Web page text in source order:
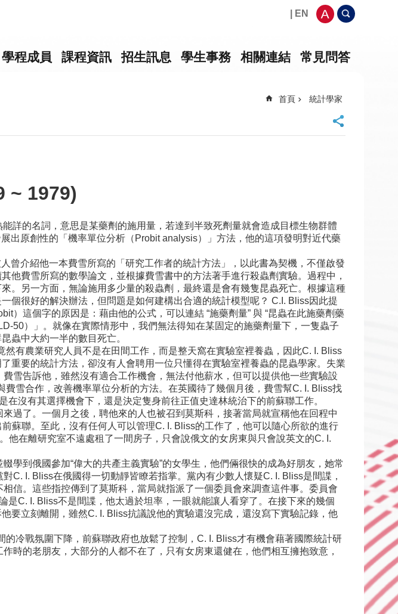
| EN
學程成員 課程資訊 招生訊息 學生事務 相關連結 常見問答
首頁 統計學家
~ 1979)
詳的名詞，意思是某藥劑的施用量，若達到半致死劑量就會造成目標生物群體
出原創性的「機率單位分析（Probit analysis）」方法，他的這項發明對近代藥
曾介紹他一本費雪所寫的「研究工作者的統計方法」，以此書為契機，不僅啟發
費雪所寫的數學論文，並根據費雪書中的方法著手進行殺蟲劑實驗。過程中，
。另一方面，無論施用多少量的殺蟲劑，最終還是會有幾隻昆蟲死亡。根據這種
個很好的解決辦法，但問題是如何建構出合適的統計模型呢？ C.I. Bliss因此提
這個字的原因是：藉由他的公式，可以連結 “施藥劑量” 與 “昆蟲在此施藥劑藥
50）」。就像在實際情形中，我們無法得知在某固定的施藥劑量下，一隻蟲子
蟲中大約一半的數目死亡。
有農業研究人員不是在田間工作，而是整天窩在實驗室裡養蟲，因此C. I. Bliss
重要的統計方法，卻沒有人會聘用一位只懂得在實驗室裡養蟲的昆蟲學家。失業
雪告訴他，雖然沒有適合工作機會，無法付他薪水，但可以提供他一些實驗設
雪合作，改善機率單位分析的方法。在英國待了幾個月後，費雪幫C. I. Bliss找
沒有其選擇機會下，還是決定隻身前往正值史達林統治下的前蘇聯工作。
過了。一個月之後，聘他來的人也被召到莫斯科，接著當局就宣稱他在回程中
蘇聯。至此，沒有任何人可以管理C. I. Bliss的工作了，他可以隨心所欲的進行
在離研究室不遠處租了一間房子，只會說俄文的女房東與只會說英文的C. I.
學到俄國參加“偉大的共產主義實驗”的女學生，他們倆很快的成為好朋友，她常
C. I. Bliss在俄國得一切動靜皆瞭若指掌。黨內有少數人懷疑C. I. Bliss是間諜，
信。這些指控傳到了莫斯科，當局就指派了一個委員會來調查這件事。委員會
C. I. Bliss不是間諜，他太過於坦率，一眼就能讓人看穿了。在接下來的幾個
要立刻離開，雖然C. I. Bliss抗議說他的實驗還沒完成，還沒寫下實驗記錄，他
冷戰氛圍下降，前蘇聯政府也放鬆了控制，C. I. Bliss才有機會藉著國際統計研
時的老朋友，大部分的人都不在了，只有女房東還健在，他們相互擁抱致意，